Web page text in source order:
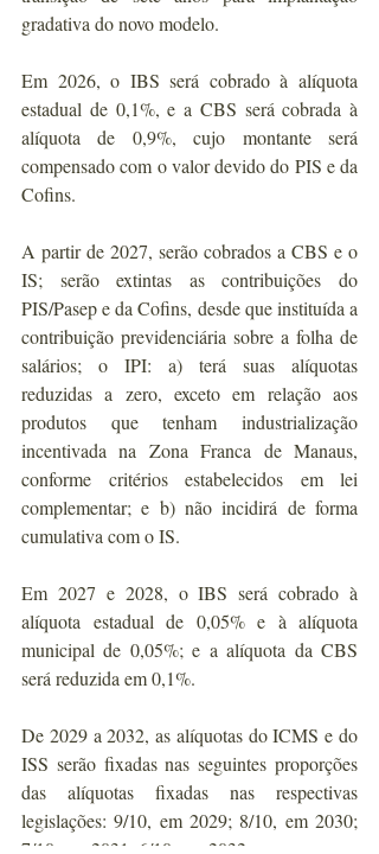
gradativa do novo modelo.
Em 2026, o IBS será cobrado à alíquota
estadual de 0,1%, e a CBS será cobrada à
alíquota de 0,9%, cujo montante será
compensado com o valor devido do PIS e da
Cofins.
A partir de 2027, serão cobrados a CBS e o
IS; serão extintas as contribuições do
PIS/Pasep e da Cofins, desde que instituída a
contribuição previdenciária sobre a folha de
salários; o IPI: a) terá suas alíquotas
reduzidas a zero, exceto em relação aos
produtos que tenham industrialização
incentivada na Zona Franca de Manaus,
conforme critérios estabelecidos em lei
complementar; e b) não incidirá de forma
cumulativa com o IS.
Em 2027 e 2028, o IBS será cobrado à
alíquota estadual de 0,05% e à alíquota
municipal de 0,05%; e a alíquota da CBS
será reduzida em 0,1%.
De 2029 a 2032, as alíquotas do ICMS e do
ISS serão fixadas nas seguintes proporções
das alíquotas fixadas nas respectivas
legislações: 9/10, em 2029; 8/10, em 2030;
7/10, em 2031; 6/10, em 2032.